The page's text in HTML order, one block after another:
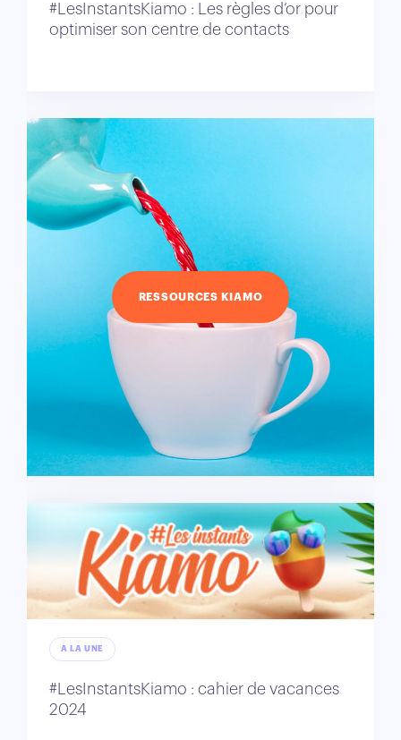
#LesInstantsKiamo : Les règles d’or pour
optimiser son centre de contacts
RESSOURCES KIAMO
A LA UNE
#LesInstantsKiamo : cahier de vacances
2024